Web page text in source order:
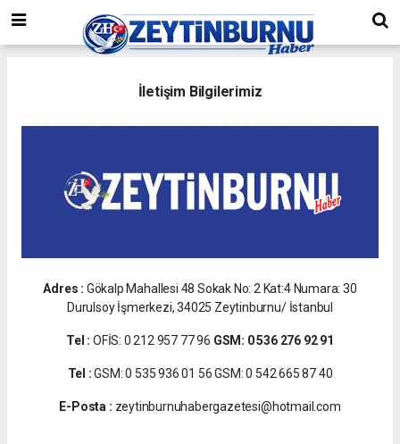
İletişim Bilgilerimiz
Adres : Gökalp Mahallesi 48 Sokak No: 2 Kat:4 Numara: 30
Durulsoy İşmerkezi, 34025 Zeytinburnu/ İstanbul
Tel : OFİS: 0 212 957 77 96 GSM: 0 536 276 92 91
Tel :GSM: 0 535 936 01 56 GSM: 0 542 665 87 40
E-Posta : zeytinburnuhabergazetesi@hotmail.com